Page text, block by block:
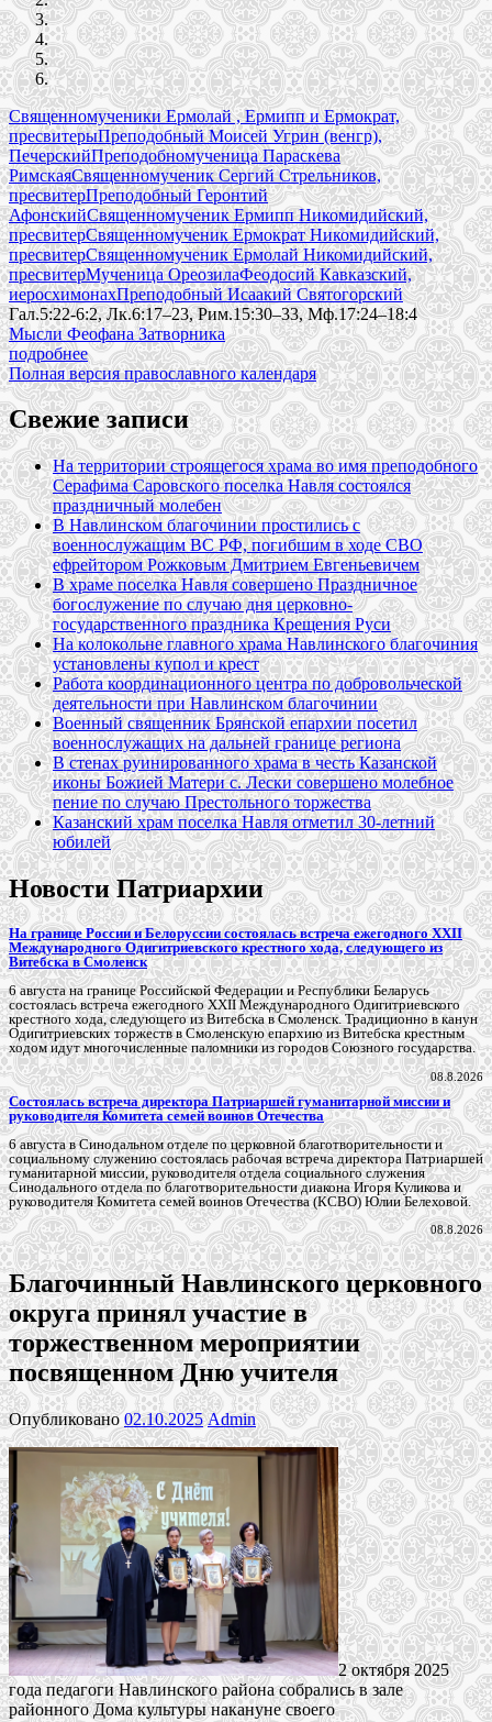
Священномученики Ермолай , Ермипп и Ермократ,
пресвитерыПреподобный Моисей Угрин (венгр),
ПечерскийПреподобномученица Параскева
РимскаяСвященномученик Сергий Стрельников,
пресвитерПреподобный Геронтий
АфонскийСвященномученик Ермипп Никомидийский,
пресвитерСвященномученик Ермократ Никомидийский,
пресвитерСвященномученик Ермолай Никомидийский,
пресвитерМученица ОреозилаФеодосий Кавказский,
иеросхимонахПреподобный Исаакий Святогорский
Гал.5:22-6:2, Лк.6:17–23, Рим.15:30–33, Мф.17:24–18:4
Мысли Феофана Затворника
подробнее
Полная версия православного календаря
Свежие записи
На территории строящегося храма во имя преподобного
Серафима Саровского поселка Навля состоялся
праздничный молебен
В Навлинском благочинии простились с
военнослужащим ВС РФ, погибшим в ходе СВО
ефрейтором Рожковым Дмитрием Евгеньевичем
В храме поселка Навля совершено Праздничное
богослужение по случаю дня церковно-
государственного праздника Крещения Руси
На колокольне главного храма Навлинского благочиния
установлены купол и крест
Работа координационного центра по добровольческой
деятельности при Навлинском благочинии
Военный священник Брянской епархии посетил
военнослужащих на дальней границе региона
В стенах руинированного храма в честь Казанской
иконы Божией Матери с. Лески совершено молебное
пение по случаю Престольного торжества
Казанский храм поселка Навля отметил 30-летний
юбилей
Новости Патриархии
На границе России и Белоруссии состоялась встреча ежегодного XXII
Международного Одигитриевского крестного хода, следующего из
Витебска в Смоленск
6 августа на границе Российской Федерации и Республики Беларусь
состоялась встреча ежегодного XXII Международного Одигитриевского
крестного хода, следующего из Витебска в Смоленск. Традиционно в канун
Одигитриевских торжеств в Смоленскую епархию из Витебска крестным
ходом идут многочисленные паломники из городов Союзного государства.
08.8.2026
Состоялась встреча директора Патриаршей гуманитарной миссии и
руководителя Комитета семей воинов Отечества
6 августа в Синодальном отделе по церковной благотворительности и
социальному служению состоялась рабочая встреча директора Патриаршей
гуманитарной миссии, руководителя отдела социального служения
Синодального отдела по благотворительности диакона Игоря Куликова и
руководителя Комитета семей воинов Отечества (КСВО) Юлии Белеховой.
08.8.2026
Благочинный Навлинского церковного
округа принял участие в
торжественном мероприятии
посвященном Дню учителя
Опубликовано02.10.2025 Admin
2 октября 2025
года педагоги Навлинского района собрались в зале
районного Дома культуры накануне своего